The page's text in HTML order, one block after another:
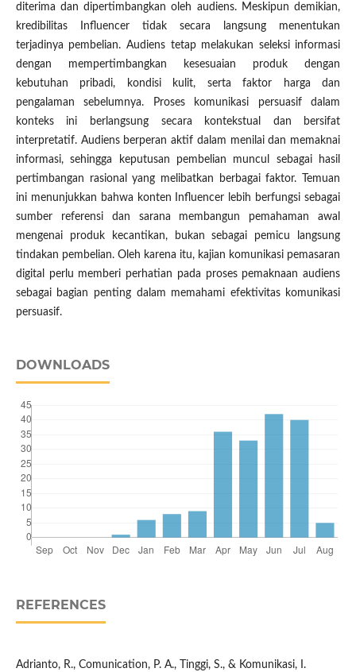
diterima dan dipertimbangkan oleh audiens. Meskipun demikian,
kredibilitas Influencer tidak secara langsung menentukan
terjadinya pembelian. Audiens tetap melakukan seleksi informasi
dengan mempertimbangkan kesesuaian produk dengan
kebutuhan pribadi, kondisi kulit, serta faktor harga dan
pengalaman sebelumnya. Proses komunikasi persuasif dalam
konteks ini berlangsung secara kontekstual dan bersifat
interpretatif. Audiens berperan aktif dalam menilai dan memaknai
informasi, sehingga keputusan pembelian muncul sebagai hasil
pertimbangan rasional yang melibatkan berbagai faktor. Temuan
ini menunjukkan bahwa konten Influencer lebih berfungsi sebagai
sumber referensi dan sarana membangun pemahaman awal
mengenai produk kecantikan, bukan sebagai pemicu langsung
tindakan pembelian. Oleh karena itu, kajian komunikasi pemasaran
digital perlu memberi perhatian pada proses pemaknaan audiens
sebagai bagian penting dalam memahami efektivitas komunikasi
persuasif.
DOWNLOADS
REFERENCES
Adrianto, R., Comunication, P. A., Tinggi, S., & Komunikasi, I.